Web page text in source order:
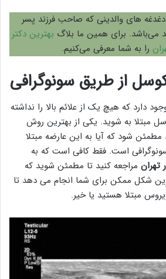
های والدینی که صاحب فرزند پسر
می‌باشد. برای همین ما بلاگ بهترین دکتر
را به شما معرفی می‌کنیم.
از طریق سونوگرافی
دارد که هیچ یک از علائم بالا را نداشته
مبتلا به شوید. یکی از بهترین روش
شود که آیا به این عارضه مبتلا
است. فقط کافی است که به
تهران مراجعه کنید تا مطمئن شوید که
شکل ممکن برای شما انجام می دهد تا
مبتلا هستید یا خیر.